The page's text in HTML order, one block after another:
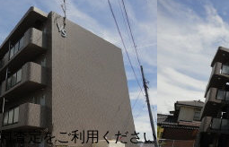
査定をご利用ください。